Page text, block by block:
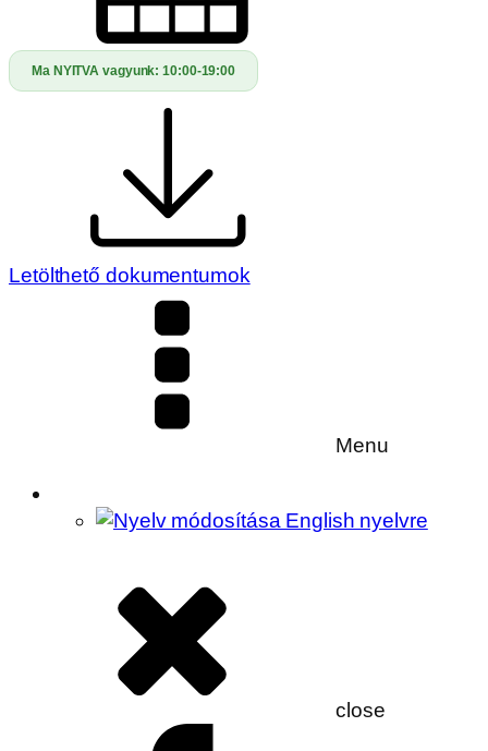
Ma NYITVA vagyunk:10:00-19:00
Letölthető dokumentumok
Menu
close